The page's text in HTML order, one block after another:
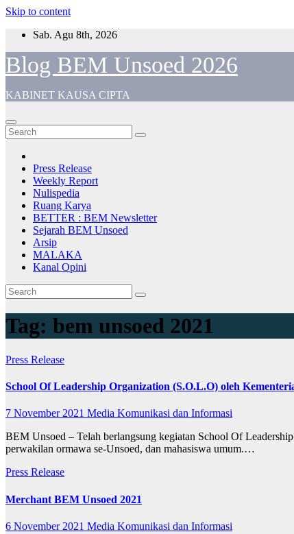
Skip to content
Sab. Agu 8th, 2026
Blog BEM Unsoed 2026
KABINET KAUSA CIPTA
Press Release
Weekly Report
Nulispedia
Ruang Karya
BETTER : BEM Newsletter
Sejarah BEM Unsoed
Arsip
MALAKA
Kanal Opini
Tag: bem unsoed 2021
Press Release
School Of Leadership Organization (S.O.L.O) oleh
7 November 2021 Media Komunikasi dan Informasi
BEM Unsoed – Telah berlangsung kegiatan School Of
perwakilan ormawa se-Unsoed, dan mahasiswa umum.…
Press Release
Merchant BEM Unsoed 2021
6 November 2021 Media Komunikasi dan Informasi